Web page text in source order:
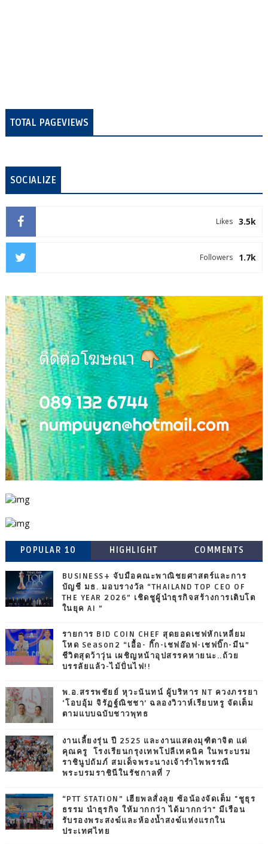
TOTAL PAGEVIEWS
SOCIALIZE
3.5k
Likes
1.7k
Followers
POPULAR 10 HIGHLIGHT COMMENTS
BUSINESS+ จับมือคณะพาณิชยศาสตร์และการ
บัญชี มธ. มอบรางวัล “THAILAND TOP CEO OF
THE YEAR 2026” เชิดชูผู้นำธุรกิจสร้างการเติบโต
ในยุค AI ”
รายการ BID COIN CHEF สุดยอดเชฟหักเหลี่ยม
โหด Season2 “เอื้อ- กิ๊ก-เชฟอ๊อฟ-เชฟบิ๊ก-มีน”
ชีวิตสุดว้าวุ่น เผชิญหน้าอุปสรรคหายนะ..ถ้วย
บรรลัยแล้ว-ไม้ปั่นไฟ!!
พ.อ.สรรพชัยย์ หุวะนันทน์ ผู้บริหาร NT ควงภรรยา
‘โอบอุ้ม จิรัฏฐ์ณิชชา’ ฉลองวิวาห์เรียบหรู จัดเต็ม
ตามแบบฉบับชาวพุทธ
งานเลี้ยงรุ่น ปี 2525 และงานแสดงมุฑิตาจิต แด่
คุณครู โรงเรียนกรุงเทพโปลีเทคนิค ในพระบรม
ราชินูปถัมภ์ สมเด็จพระนางเจ้ารำไพพรรณี
พระบรมราชินีในรัชกาลที่ 7
“PTT STATION” เฮียพลสั่งลุย ซ้อน้องจัดเต็ม "ชูธุร
ธรรม นำธุรกิจ ให้มากกว่า ได้มากกว่า" มีเรือน
รับรองพระสงฆ์และห้องน้ำสงฆ์แห่งแรกใน
ประเทศไทย